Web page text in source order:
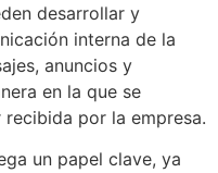
desarrollar y
interna de la
anuncios y
en la que se
por la empresa.
un papel clave, ya